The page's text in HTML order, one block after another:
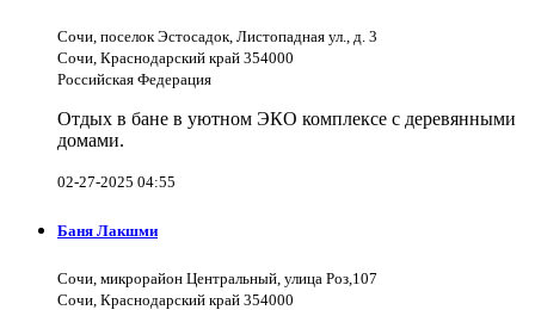
Сочи, поселок Эстосадок, Листопадная ул., д. 3
Сочи, Краснодарский край 354000
Российская Федерация
Отдых в бане в уютном ЭКО комплексе с деревянными
домами.
02-27-2025 04:55
Баня Лакшми
Сочи, микрорайон Центральный, улица Роз,107
Сочи, Краснодарский край 354000